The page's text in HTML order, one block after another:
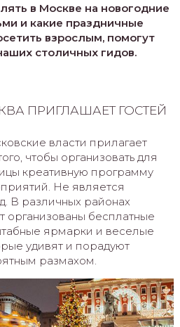
в Москве на новогодние
и какие праздничные
взрослым, помогут
столичных гидов.
ПРИГЛАШАЕТ ГОСТЕЙ
власти прилагает
чтобы организовать для
креативную программу
Не является
В различных районах
организованы бесплатные
ярмарки и веселые
удивят и порадуют
размахом.